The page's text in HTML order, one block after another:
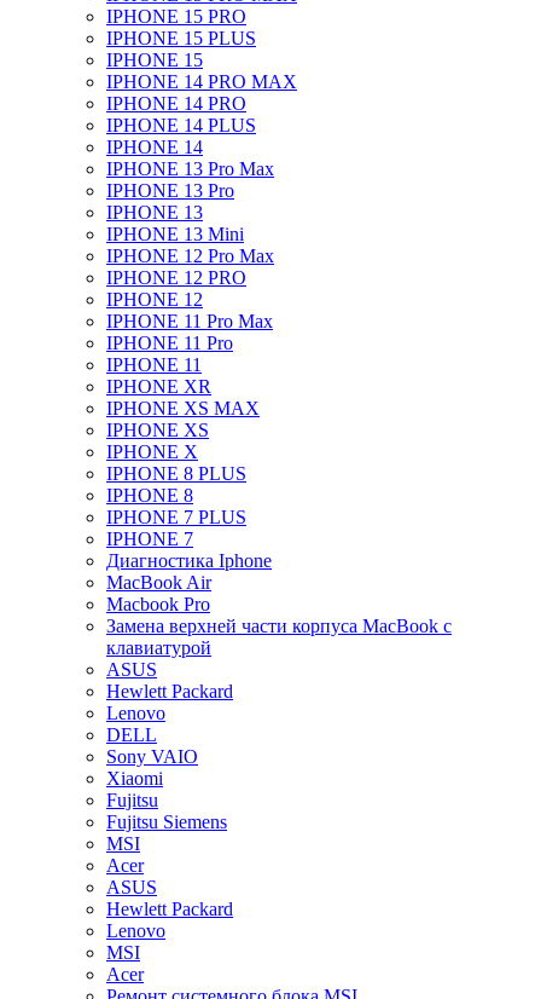
IPHONE 15 PRO
IPHONE 15 PLUS
IPHONE 15
IPHONE 14 PRO MAX
IPHONE 14 PRO
IPHONE 14 PLUS
IPHONE 14
IPHONE 13 Pro Max
IPHONE 13 Pro
IPHONE 13
IPHONE 13 Mini
IPHONE 12 Pro Max
IPHONE 12 PRO
IPHONE 12
IPHONE 11 Pro Max
IPHONE 11 Pro
IPHONE 11
IPHONE XR
IPHONE XS MAX
IPHONE XS
IPHONE X
IPHONE 8 PLUS
IPHONE 8
IPHONE 7 PLUS
IPHONE 7
Диагностика Iphone
MacBook Air
Macbook Pro
Замена верхней части корпуса MacBook с
клавиатурой
ASUS
Hewlett Packard
Lenovo
DELL
Sony VAIO
Xiaomi
Fujitsu
Fujitsu Siemens
MSI
Acer
ASUS
Hewlett Packard
Lenovo
MSI
Acer